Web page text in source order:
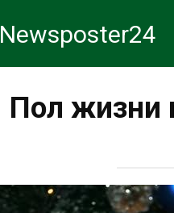
Newsposter24
Пол жизни